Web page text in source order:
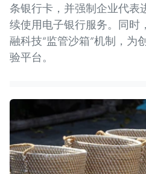
条银行卡，并强制企业代表
续使用电子银行服务。同时
融科技“监管沙箱”机制，为
验平台。